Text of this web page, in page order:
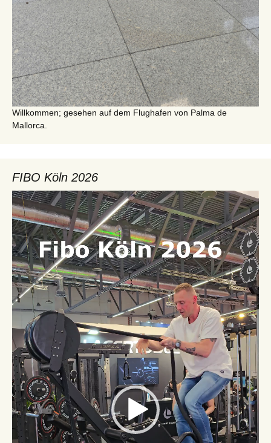
Willkommen; gesehen auf dem Flughafen von Palma de
Mallorca.
FIBO Köln 2026
Video-
Player